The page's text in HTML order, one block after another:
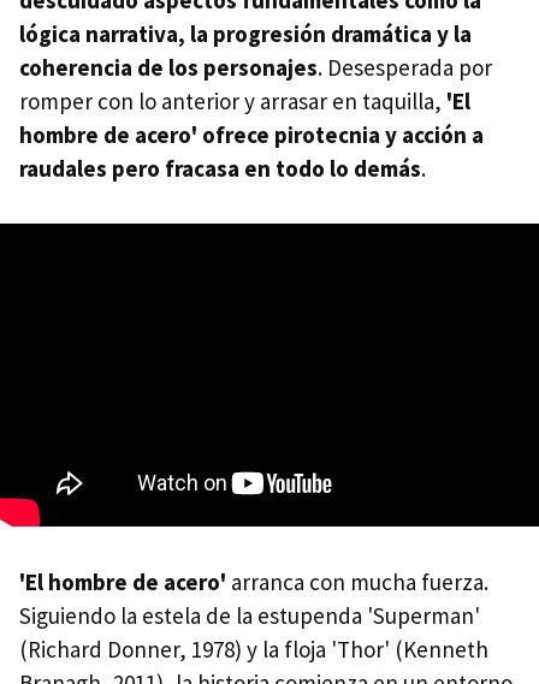
lógica narrativa, la progresión dramática y la
coherencia de los personajes. Desesperada por
romper con lo anterior y arrasar en taquilla, 'El
hombre de acero' ofrece pirotecnia y acción a
raudales pero fracasa en todo lo demás.
'El hombre de acero' arranca con mucha fuerza.
Siguiendo la estela de la estupenda 'Superman'
(Richard Donner, 1978) y la floja 'Thor' (Kenneth